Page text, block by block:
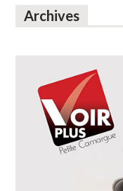
Archives